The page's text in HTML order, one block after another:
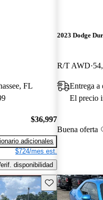
FL
$36,997
adicionales
$724/mes est.
disponibilidad
2023 Dodge
R/T AWD
Entrega
El precio
Buena oferta
Guarda este Aviso